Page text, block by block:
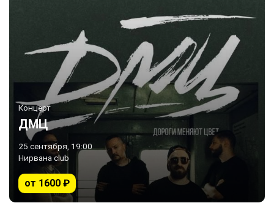
Концерт
ДМЦ
25 сентября, 19:00
Нирвана club
от 1600 ₽